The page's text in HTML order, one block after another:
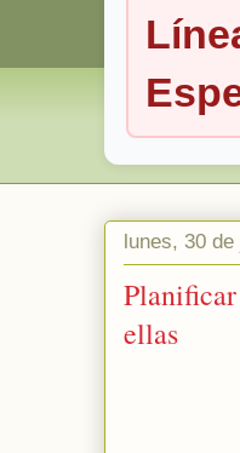
lunes, 30
ellas